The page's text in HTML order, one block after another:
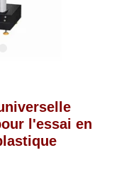
l'essai en